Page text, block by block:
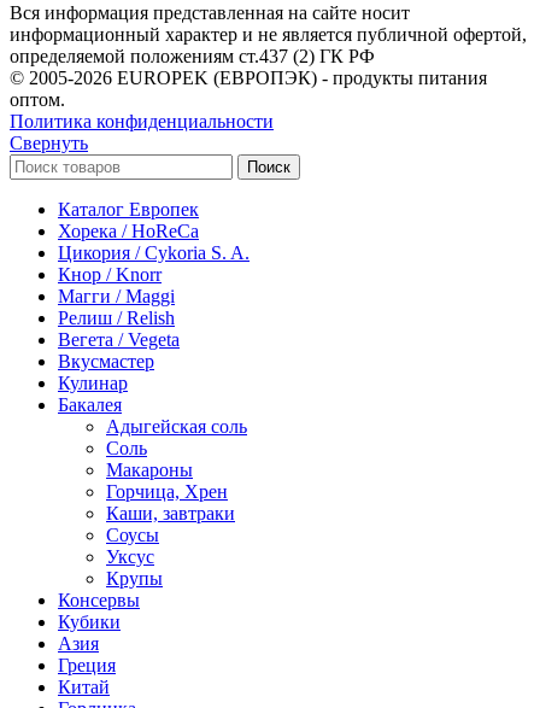
Вся информация представленная на сайте носит
информационный характер и не является публичной офертой,
определяемой положениям ст.437 (2) ГК РФ
© 2005-2026 EUROPEK (ЕВРОПЭК) - продукты питания
оптом.
Политика конфиденциальности
Свернуть
Поиск
Каталог Европек
Хорека / HoReCa
Цикория / Cykoria S. A.
Кнор / Knorr
Магги / Maggi
Релиш / Relish
Вегета / Vegeta
Вкусмастер
Кулинар
Бакалея
Адыгейская соль
Соль
Макароны
Горчица, Хрен
Каши, завтраки
Соусы
Уксус
Крупы
Консервы
Кубики
Азия
Греция
Китай